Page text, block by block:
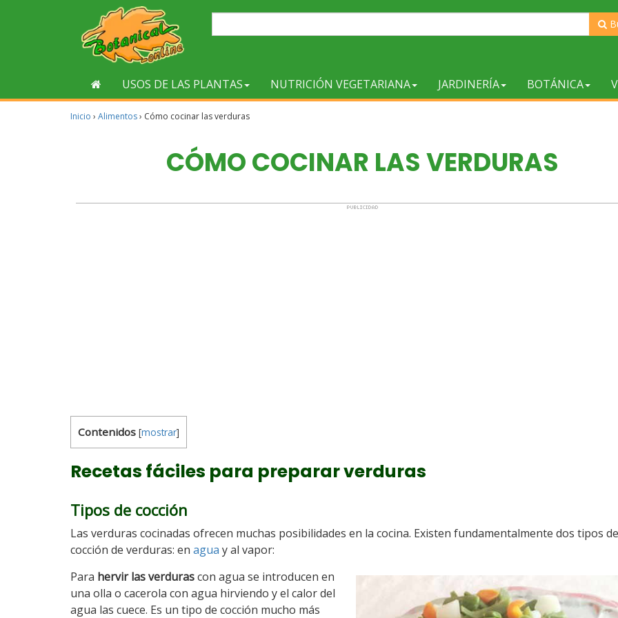
USOS DE LAS PLANTAS NUTRICIÓN VEGETARIANA JARDINERÍA BOTÁNICA
Inicio › Alimentos› Cómo cocinar las verduras
CÓMO COCINAR LAS VERDURAS
Contenidos [mostrar]
Recetas fáciles para preparar verduras
Tipos de cocción
Las verduras cocinadas ofrecen muchas posibilidades en la cocina. Existen fundamentalmente dos tipos de
cocción de verduras: en agua y al vapor:
Para hervir las verdurascon agua se introducen en
una olla o cacerola con agua hirviendo y el calor del
agua las cuece. Es un tipo de cocción mucho más